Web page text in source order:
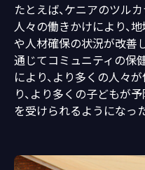
たとえば、ケニアのツル
人々の働きかけにより、
や人材確保の状況が改善
通じてコミュニティの保
により、より多くの人々
り、より多くの子どもが
を受けられるようになっ